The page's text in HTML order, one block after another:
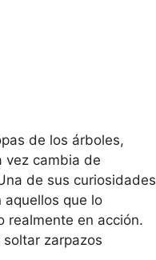
de los árboles,
vez cambia de
de sus curiosidades
aquellos que lo
realmente en acción.
zarpazos